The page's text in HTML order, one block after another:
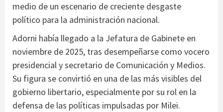
medio de un escenario de creciente desgaste
político para la administración nacional.
Adorni había llegado a la Jefatura de Gabinete en
noviembre de 2025, tras desempeñarse como vocero
presidencial y secretario de Comunicación y Medios.
Su figura se convirtió en una de las más visibles del
gobierno libertario, especialmente por su rol en la
defensa de las políticas impulsadas por Milei.